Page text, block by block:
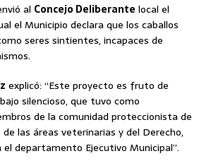
al Concejo Deliberante local el
el Municipio declara que los caballos
seres sintientes, incapaces de
explicó: “Este proyecto es fruto de
silencioso, que tuvo como
de la comunidad proteccionista de
las áreas veterinarias y del Derecho,
departamento Ejecutivo Municipal”.